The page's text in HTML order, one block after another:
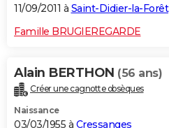
11/09/2011 à Saint-Didier-la-Forêt
Famille BRUGIEREGARDE
Alain BERTHON (56 ans)
Créer une cagnotte obsèques
Naissance
03/03/1955 à Cressanges